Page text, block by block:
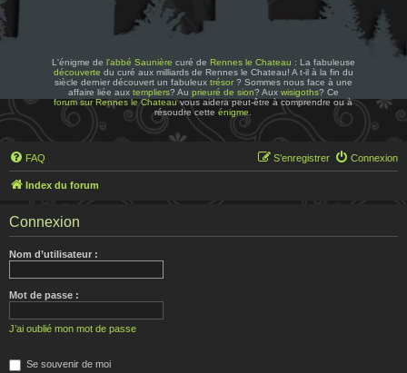
L'énigme de l'abbé Saunière curé de Rennes le Chateau : La fabuleuse
découverte du curé aux milliards de Rennes le Chateau! A t-il à la fin du
siècle dernier découvert un fabuleux trésor? Sommes nous face à une
affaire liée aux templiers? Au prieuré de sion? Aux wisigoths? Ce
forum sur Rennes le Chateauvous aidera peut-être à comprendre ou à
résoudre cetteénigme
FAQ Connexion
S’enregistrer
Index du forum
Connexion
Nom d’utilisateur :
Mot de passe :
J’ai oublié mon mot de passe
Se souvenir de moi